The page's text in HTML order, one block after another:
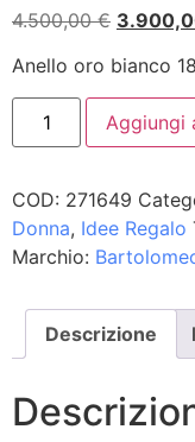
4.500,00€
Anello oro bianco
Aggiungi
COD: 271649
Donna, Idee Regalo
Marchio:
Descrizione